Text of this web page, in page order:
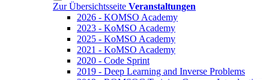
Zur Übersichtsseite Veranstaltungen
2026 - KOMSO Academy
2023 - KoMSO Academy
2025 - KoMSO Academy
2021 - KoMSO Academy
2020 - Code Sprint
2019 - Deep Learning and Inverse Problems